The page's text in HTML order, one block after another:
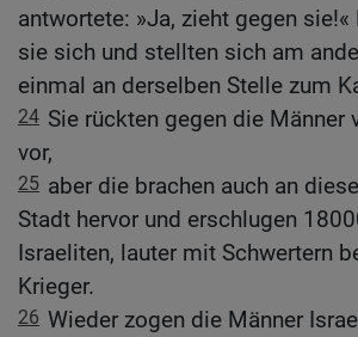
antwortete: »Ja, zieht gegen sie!«
sie sich und stellten sich am
einmal an derselben Stelle zum
24 Sie rückten gegen die Männer
vor,
25 aber die brachen auch an
Stadt hervor und erschlugen
Israeliten, lauter mit Schwertern
Krieger.
26 Wieder zogen die Männer